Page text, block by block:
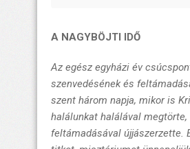
A NAGYBÖJTI IDŐ
Az egész egyházi év
szenvedésének és
szent három napja, mikor is
halálunkat halálával
feltámadásával újjászerzette.